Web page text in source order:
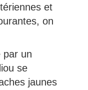
et
on
par un
se
jaunes